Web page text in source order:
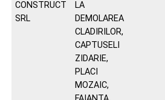
CONSTRUCT
SRL
LA
DEMOLAREA
CLADIRILOR,
CAPTUSELI
ZIDARIE,
PLACI
MOZAIC,